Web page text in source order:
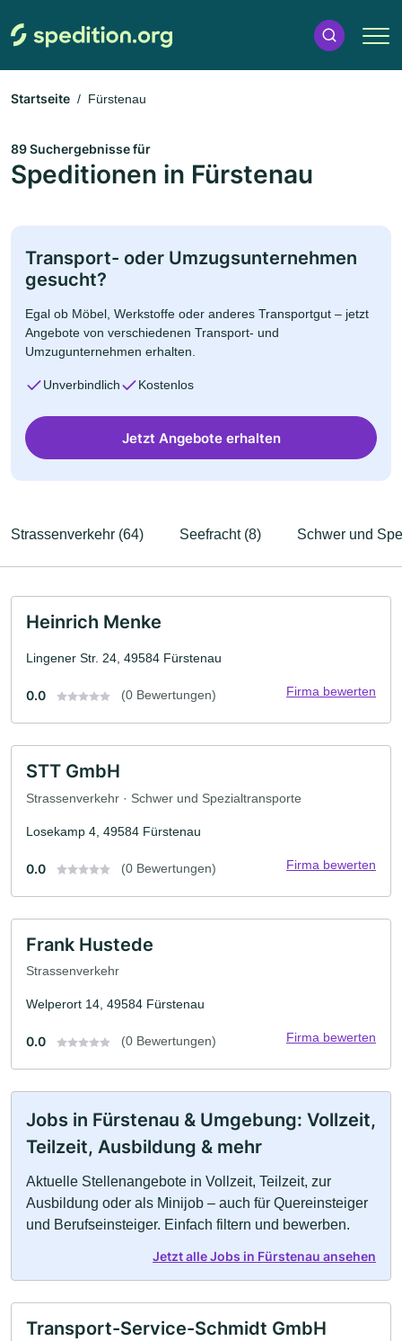
Startseite Fürstenau
89 Suchergebnisse für
Speditionen in Fürstenau
Transport- oder Umzugsunternehmen
gesucht?
Egal ob Möbel, Werkstoffe oder anderes Transportgut – jetzt
Angebote von verschiedenen Transport- und
Umzugunternehmen erhalten.
Unverbindlich Kostenlos
Jetzt Angebote erhalten
Strassenverkehr (64) Seefracht (8) Schwer und
Heinrich Menke
Lingener Str. 24, 49584 Fürstenau
0.0 (0 Bewertungen) Firma bewerten
STT GmbH
Strassenverkehr · Schwer und Spezialtransporte
Losekamp 4, 49584 Fürstenau
0.0 (0 Bewertungen) Firma bewerten
Frank Hustede
Strassenverkehr
Welperort 14, 49584 Fürstenau
0.0 (0 Bewertungen) Firma bewerten
Jobs in Fürstenau & Umgebung: Vollzeit,
Teilzeit, Ausbildung & mehr
Aktuelle Stellenangebote in Vollzeit, Teilzeit, zur
Ausbildung oder als Minijob – auch für Quereinsteiger
und Berufseinsteiger. Einfach filtern und bewerben.
Jetzt alle Jobs in Fürstenau ansehen
Transport-Service-Schmidt GmbH